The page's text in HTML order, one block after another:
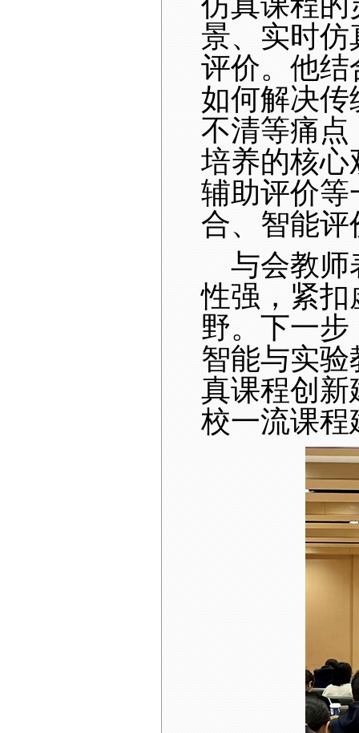
景、实时
评价。他结
如何解决
不清等痛点
培养的核心
辅助评价等
合、智能评
与会教师
性强，紧扣
野。下一
智能与实
真课程创新
校一流课程